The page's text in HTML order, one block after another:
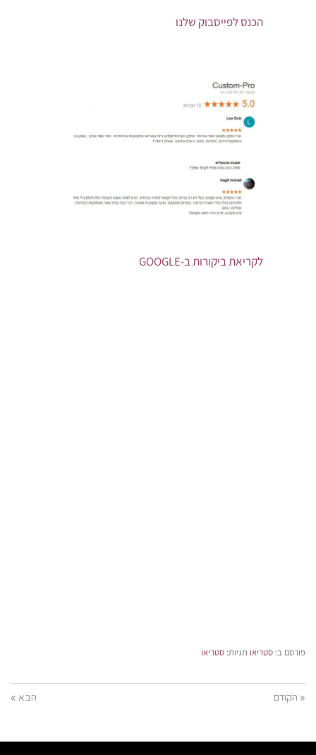
הכנס לפייסבוק שלנו
לקריאת ביקורות ב-GOOGLE
פורסם ב: סטריאו תגיות: סטריאו
« הקודם הבא »